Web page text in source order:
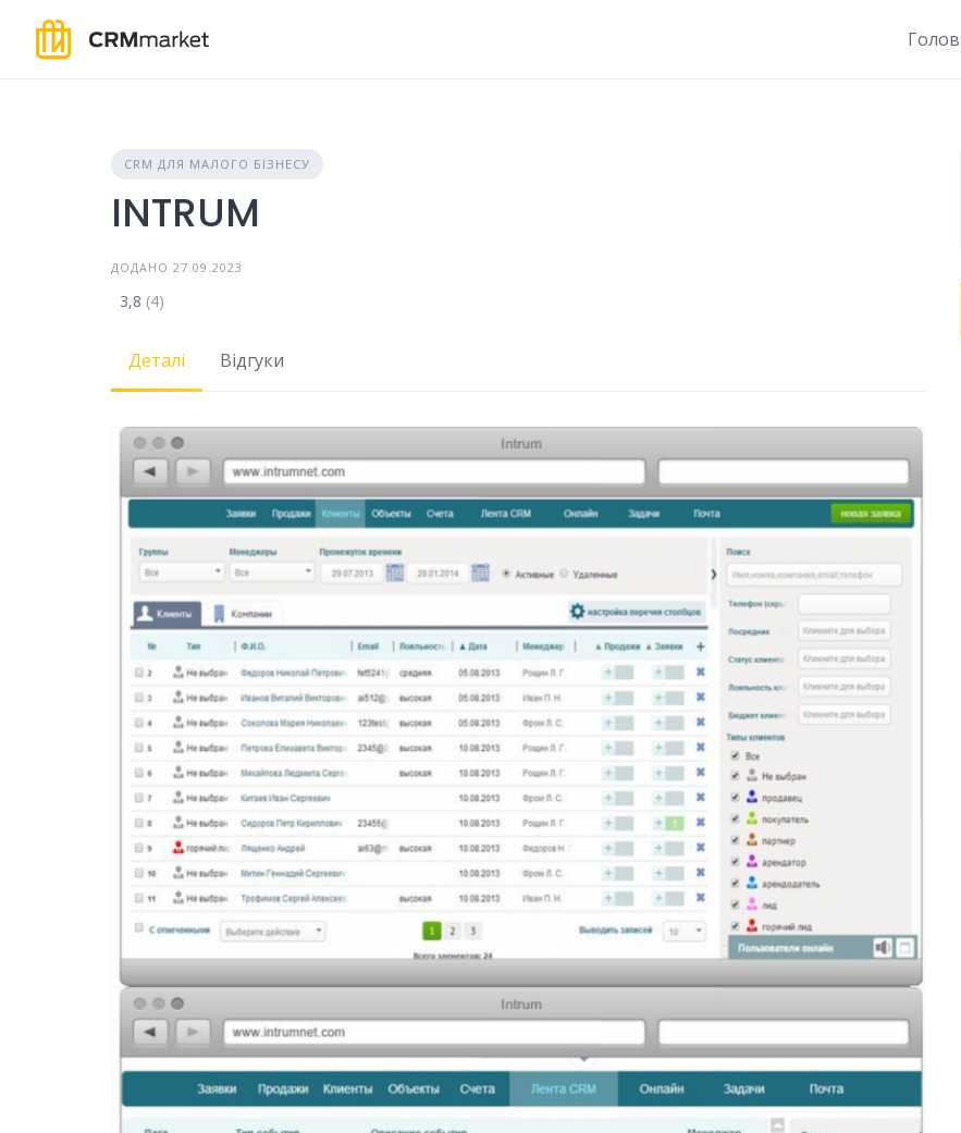
content
CRM ДЛЯ МАЛОГО БІЗНЕСУ
INTRUM
ДОДАНО 27.09.2023
3,8 (4)
Деталі Відгуки